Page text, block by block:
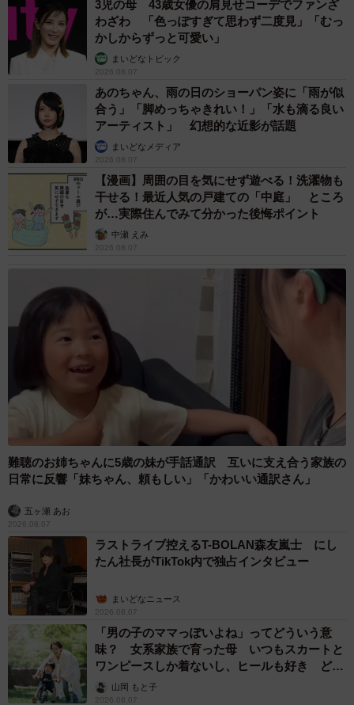
3児の母 43歳女優の肩見せコーデでファンざ
わざわ 「色っぽすぎて思わず二度見」「むっ
かしからずっと可愛い」
まいどなトピック
2026.08.07
あのちゃん、雨の日のショーパン姿に「雨が似
合う」「脚めっちゃきれい！」「水も滴る良い
アーティスト」 幻想的な近影が話題
まいどなメディア
2026.08.07
【漫画】周囲の目を気にせず遊べる！洗濯物も
干せる！最近人気の戸建ての「中庭」 ところ
が…実際住んでみて分かった後悔ポイント
中瀬 えみ
2026.08.07
難聴のお姉ちゃんに5歳の妹が手話通訳 互いに支え合う家族の
日常に反響「妹ちゃん、頼もしい」「かわいい通訳さん」
五ヶ瀬 あお
2026.08.07
ラストライブ控えるT-BOLAN森友嵐士 にし
たん社長がTikTok内で独占インタビュー
まいどなニュース
2026.08.07
「男の子のママっぽいよね」ってどういう意
味？ 女系家族で育った母 いつもスカートと
ワンピースしか着ないし、ヒールも好き どの
へんが…
山岡 もと子
2026.08.07